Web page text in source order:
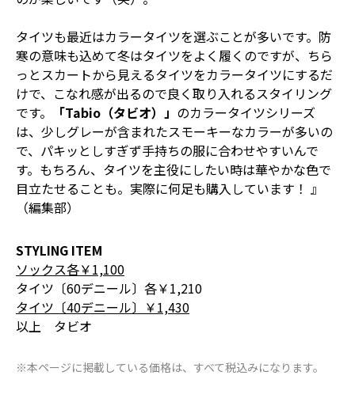
タイツも最近はカラータイツを選ぶことが多いです。防
寒の意味も込めて冬はタイツをよく履くのですが、ちら
っとスカートから見えるタイツをカラータイツにするだ
けで、こなれ感が出るので良く取り入れるスタイリング
です。
「Tabio（タビオ）」 のカラータイツシリーズ
は、少しグレーが含まれたスモーキーなカラーが多いの
で、パキッとしすぎず手持ちの服に合わせやすいんで
す。もちろん、タイツを主役にしたい時は華やかな色で
目立たせることも。実際に何足も購入しています！ 』
（編集部）
STYLING ITEM
ソックス各￥1,100
タイツ〔60デニール〕各￥1,210
タイツ〔40デニール〕￥1,430
以上 タビオ
※本ページに掲載している価格は、すべて税込みになります。